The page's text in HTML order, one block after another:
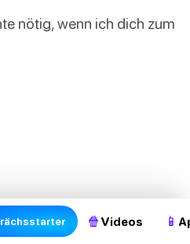
nötig, wenn ich dich zum
🍿 Videos 📱